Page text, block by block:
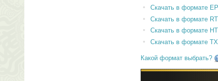
Скачать в формате
Скачать в формате
Скачать в формате
Скачать в формате
Какой формат выбрать?